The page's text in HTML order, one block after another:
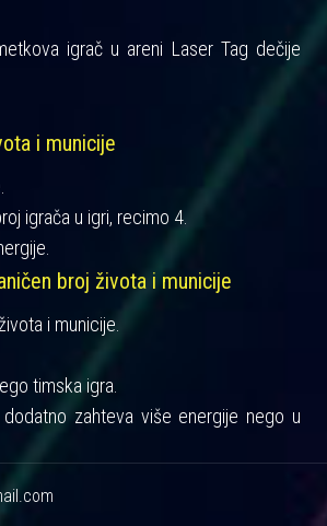
igrač u areni Laser Tag dečije
i municije
igrača u igri, recimo 4.
broj života i municije
i municije.
timska igra.
zahteva više energije nego u